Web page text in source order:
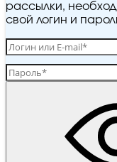
рассылки,
свой логин и